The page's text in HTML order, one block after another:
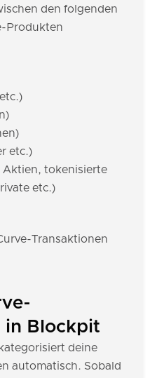
den folgenden
Produkten
etc.)
Aktien, tokenisierte
etc.)
Transaktionen
in Blockpit
deine
automatisch. Sobald